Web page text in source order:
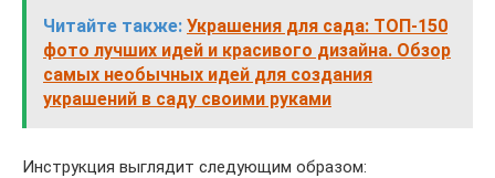
Читайте также: Украшения для сада: ТОП-150
фото лучших идей и красивого дизайна. Обзор
самых необычных идей для создания
украшений в саду своими руками
Инструкция выглядит следующим образом: